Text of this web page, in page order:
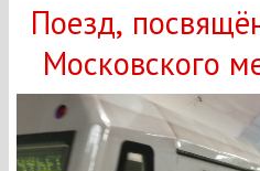
Поезд,
Московского